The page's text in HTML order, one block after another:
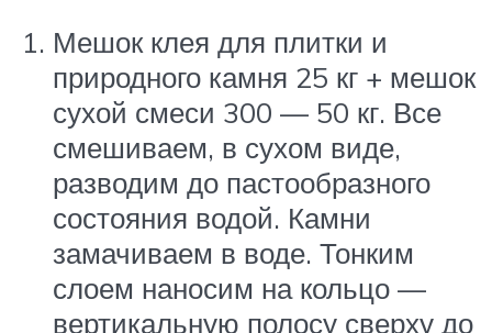
Мешок клея для плитки и
природного камня 25 кг + мешок
сухой смеси 300 — 50 кг. Все
смешиваем, в сухом виде,
разводим до пастообразного
состояния водой. Камни
замачиваем в воде. Тонким
слоем наносим на кольцо —
вертикальную полосу сверху до